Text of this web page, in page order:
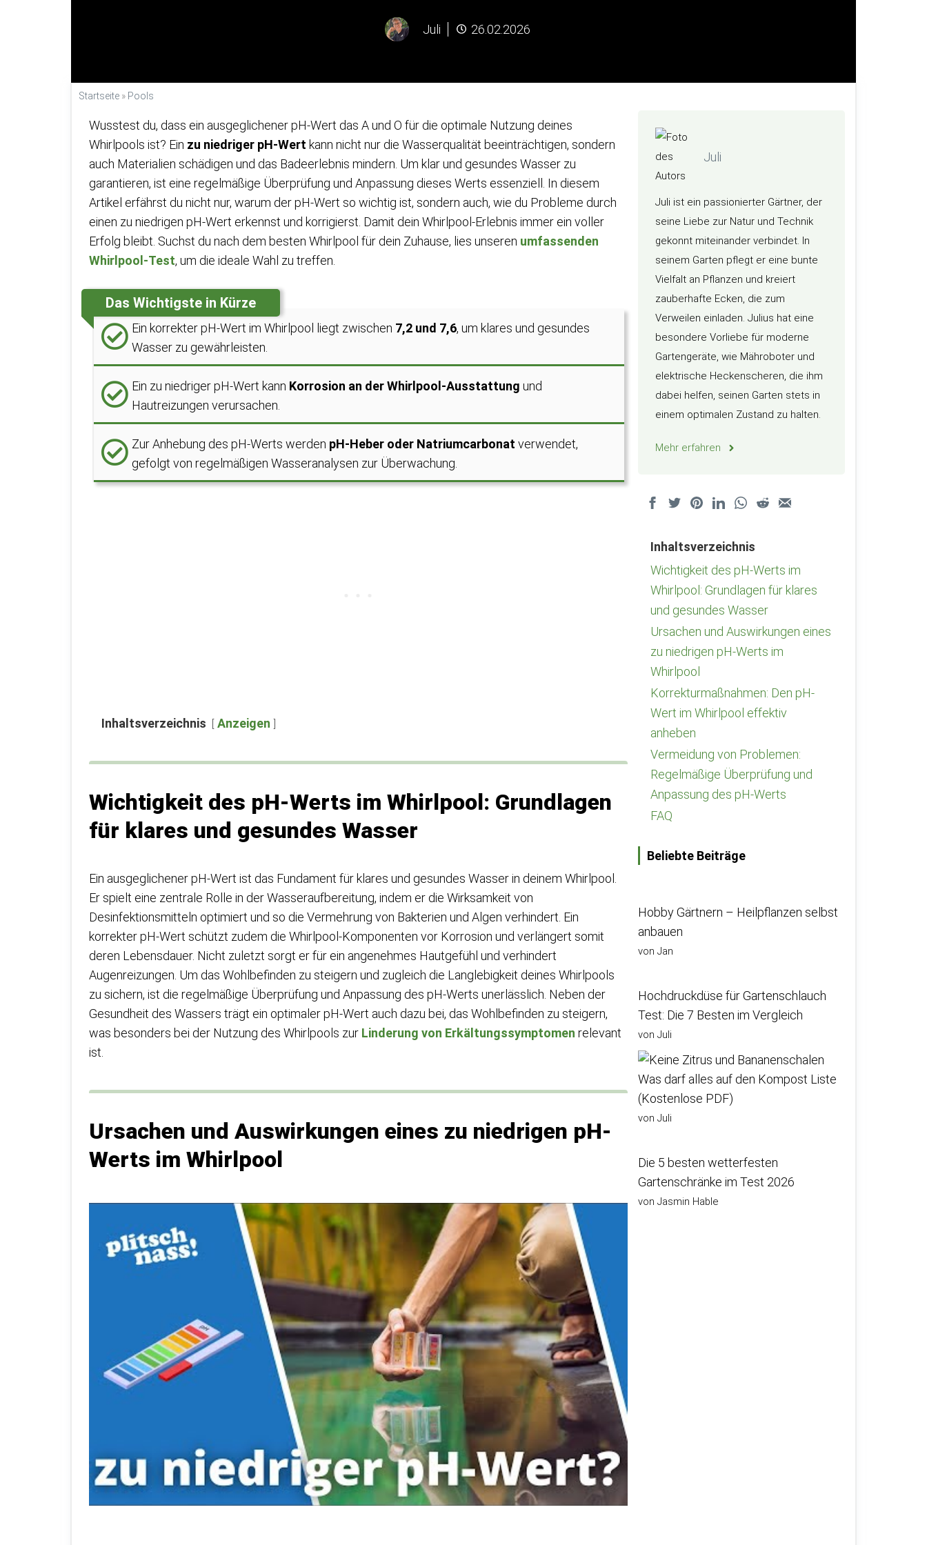
Juli 26.02.2026
Startseite » Pools
Wusstest du, dass ein ausgeglichener pH-Wert das A und O für die optimale Nutzung deines
Whirlpools ist? Ein zu niedriger pH-Wert kann nicht nur die Wasserqualität beeinträchtigen, sondern
auch Materialien schädigen und das Badeerlebnis mindern. Um klar und gesundes Wasser zu
garantieren, ist eine regelmäßige Überprüfung und Anpassung dieses Werts essenziell. In diesem
Artikel erfährst du nicht nur, warum der pH-Wert so wichtig ist, sondern auch, wie du Probleme durch
einen zu niedrigen pH-Wert erkennst und korrigierst. Damit dein Whirlpool-Erlebnis immer ein voller
Erfolg bleibt. Suchst du nach dem besten Whirlpool für dein Zuhause, lies unseren umfassenden
Whirlpool-Test, um die ideale Wahl zu treffen.
Das Wichtigste in Kürze
Ein korrekter pH-Wert im Whirlpool liegt zwischen 7,2 und 7,6, um klares und gesundes
Wasser zu gewährleisten.
Ein zu niedriger pH-Wert kann Korrosion an der Whirlpool-Ausstattung und
Hautreizungen verursachen.
Zur Anhebung des pH-Werts werden pH-Heber oder Natriumcarbonat verwendet,
gefolgt von regelmäßigen Wasseranalysen zur Überwachung.
Inhaltsverzeichnis Anzeigen
Wichtigkeit des pH-Werts im Whirlpool: Grundlagen
für klares und gesundes Wasser
Ein ausgeglichener pH-Wert ist das Fundament für klares und gesundes Wasser in deinem Whirlpool.
Er spielt eine zentrale Rolle in der Wasseraufbereitung, indem er die Wirksamkeit von
Desinfektionsmitteln optimiert und so die Vermehrung von Bakterien und Algen verhindert. Ein
korrekter pH-Wert schützt zudem die Whirlpool-Komponenten vor Korrosion und verlängert somit
deren Lebensdauer. Nicht zuletzt sorgt er für ein angenehmes Hautgefühl und verhindert
Augenreizungen. Um das Wohlbefinden zu steigern und zugleich die Langlebigkeit deines Whirlpools
zu sichern, ist die regelmäßige Überprüfung und Anpassung des pH-Werts unerlässlich. Neben der
Gesundheit des Wassers trägt ein optimaler pH-Wert auch dazu bei, das Wohlbefinden zu steigern,
was besonders bei der Nutzung des Whirlpools zur Linderung von Erkältungssymptomen relevant
ist.
Ursachen und Auswirkungen eines zu niedrigen pH-
Werts im Whirlpool
Juli
Juli ist ein passionierter Gärtner, der
seine Liebe zur Natur und Technik
gekonnt miteinander verbindet. In
seinem Garten pflegt er eine bunte
Vielfalt an Pflanzen und kreiert
zauberhafte Ecken, die zum
Verweilen einladen. Julius hat eine
besondere Vorliebe für moderne
Gartengeräte, wie Mähroboter und
elektrische Heckenscheren, die ihm
dabei helfen, seinen Garten stets in
einem optimalen Zustand zu halten.
Mehr erfahren
Inhaltsverzeichnis
Wichtigkeit des pH-Werts im
Whirlpool: Grundlagen für klares
und gesundes Wasser
Ursachen und Auswirkungen eines
zu niedrigen pH-Werts im
Whirlpool
Korrekturmaßnahmen: Den pH-
Wert im Whirlpool effektiv
anheben
Vermeidung von Problemen:
Regelmäßige Überprüfung und
Anpassung des pH-Werts
FAQ
Beliebte Beiträge
Hobby Gärtnern – Heilpflanzen selbst
anbauen
von Jan
Hochdruckdüse für Gartenschlauch
Test: Die 7 Besten im Vergleich
von Juli
Was darf alles auf den Kompost Liste
(Kostenlose PDF)
von Juli
Die 5 besten wetterfesten
Gartenschränke im Test 2026
von Jasmin Hable